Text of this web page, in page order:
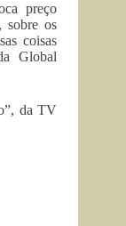
preço
sobre os
coisas
Global
da TV